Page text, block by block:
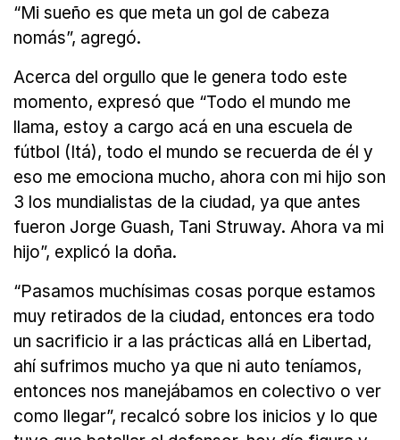
“Mi sueño es que meta un gol de cabeza
nomás”, agregó.
Acerca del orgullo que le genera todo este
momento, expresó que “Todo el mundo me
llama, estoy a cargo acá en una escuela de
fútbol (Itá), todo el mundo se recuerda de él y
eso me emociona mucho, ahora con mi hijo son
3 los mundialistas de la ciudad, ya que antes
fueron Jorge Guash, Tani Struway. Ahora va mi
hijo”, explicó la doña.
“Pasamos muchísimas cosas porque estamos
muy retirados de la ciudad, entonces era todo
un sacrificio ir a las prácticas allá en Libertad,
ahí sufrimos mucho ya que ni auto teníamos,
entonces nos manejábamos en colectivo o ver
como llegar”, recalcó sobre los inicios y lo que